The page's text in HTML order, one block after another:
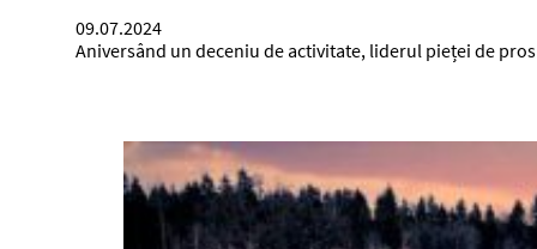
09.07.2024
Aniversând un deceniu de activitate, liderul pieței de